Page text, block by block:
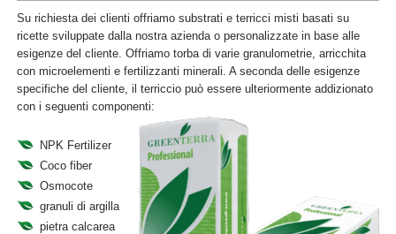
Su richiesta dei clienti offriamo substrati e terricci misti basati su
ricette sviluppate dalla nostra azienda o personalizzate in base alle
esigenze del cliente. Offriamo torba di varie granulometrie, arricchita
con microelementi e fertilizzanti minerali. A seconda delle esigenze
specifiche del cliente, il terriccio può essere ulteriormente addizionato
con i seguenti componenti:
NPK Fertilizer
Coco fiber
Osmocote
granuli di argilla
pietra calcarea